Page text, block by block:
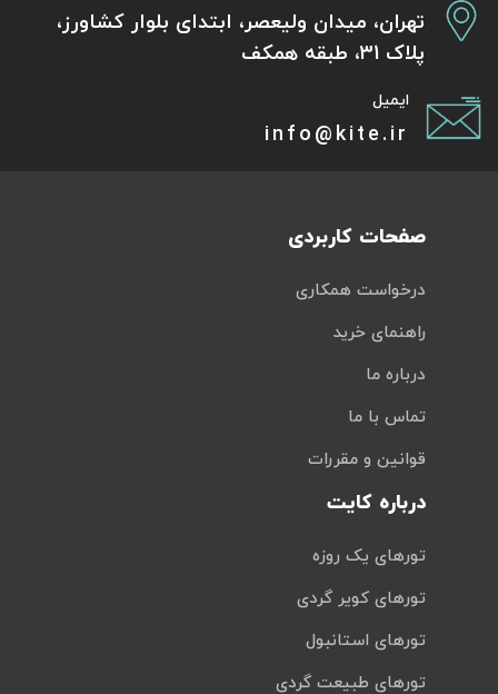
تهران، میدان ولیعصر، ابتدای بلوار کشاورز،
پلاک 31، طبقه همکف
ایمیل
info@kite.ir
صفحات کاربردی
درخواست همکاری
راهنمای خرید
درباره ما
تماس با ما
قوانین و مقررات
درباره کایت
تورهای یک روزه
تورهای کویر گردی
تورهای استانبول
تورهای طبیعت گردی